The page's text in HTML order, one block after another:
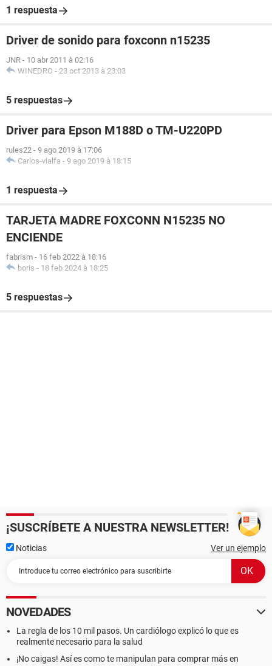
1 respuesta
Driver de sonido para foxconn n15235
JNR - 10 abr 2011 à 02:16
WINEDRO - 23 oct 2013 à 23:03
5 respuestas
Driver para Epson M188D o TM-U220PD
rules22 - 9 ago 2019 à 17:06
Carlos-vialfa - 9 ago 2019 à 18:15
1 respuesta
TARJETA MADRE FOXCONN N15235 NO
ENCIENDE
fabrism - 16 feb 2022 à 18:16
boris - 18 feb 2024 à 18:25
5 respuestas
¡SUSCRÍBETE A NUESTRA NEWSLETTER!
Noticias Ver un ejemplo
NOVEDADES
La regla de los 10 mil pasos. Un cardiólogo explicó lo que es
realmente necesario para la salud
¡No caigas! Así es como te manipulan para comprar más en